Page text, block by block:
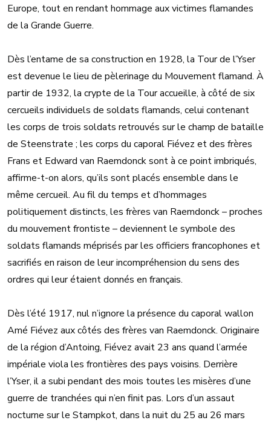
Europe, tout en rendant hommage aux victimes flamandes
de la Grande Guerre.
Dès l’entame de sa construction en 1928, la Tour de l’Yser
est devenue le lieu de pèlerinage du Mouvement flamand. À
partir de 1932, la crypte de la Tour accueille, à côté de six
cercueils individuels de soldats flamands, celui contenant
les corps de trois soldats retrouvés sur le champ de bataille
de Steenstrate ; les corps du caporal Fiévez et des frères
Frans et Edward van Raemdonck sont à ce point imbriqués,
affirme-t-on alors, qu’ils sont placés ensemble dans le
même cercueil. Au fil du temps et d’hommages
politiquement distincts, les frères van Raemdonck – proches
du mouvement frontiste – deviennent le symbole des
soldats flamands méprisés par les officiers francophones et
sacrifiés en raison de leur incompréhension du sens des
ordres qui leur étaient donnés en français.
Dès l’été 1917, nul n’ignore la présence du caporal wallon
Amé Fiévez aux côtés des frères van Raemdonck. Originaire
de la région d’Antoing, Fiévez avait 23 ans quand l’armée
impériale viola les frontières des pays voisins. Derrière
l’Yser, il a subi pendant des mois toutes les misères d’une
guerre de tranchées qui n’en finit pas. Lors d’un assaut
nocturne sur le Stampkot, dans la nuit du 25 au 26 mars